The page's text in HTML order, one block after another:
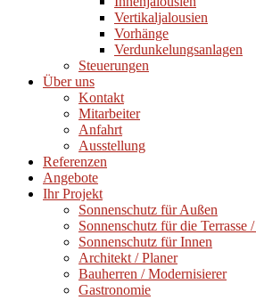
Vertikaljalousien
Vorhänge
Verdunkelungsanlagen
Steuerungen
Über uns
Kontakt
Mitarbeiter
Anfahrt
Ausstellung
Referenzen
Angebote
Ihr Projekt
Sonnenschutz für Außen
Sonnenschutz für die Terrasse
Sonnenschutz für Innen
Architekt / Planer
Bauherren / Modernisierer
Gastronomie